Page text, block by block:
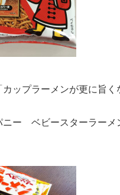
ップラーメンが更に旨く
ニー ベビースターラーメ